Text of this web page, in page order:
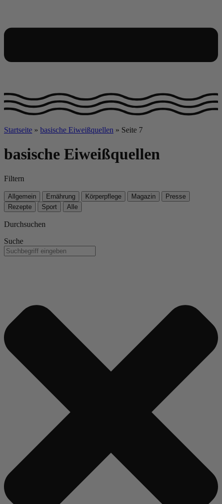
Startseite » basische Eiweißquellen » Seite 7
basische Eiweißquellen
Filtern
Allgemein Ernährung Körperpflege Magazin
Presse
Rezepte
Sport Alle
Durchsuchen
Suche